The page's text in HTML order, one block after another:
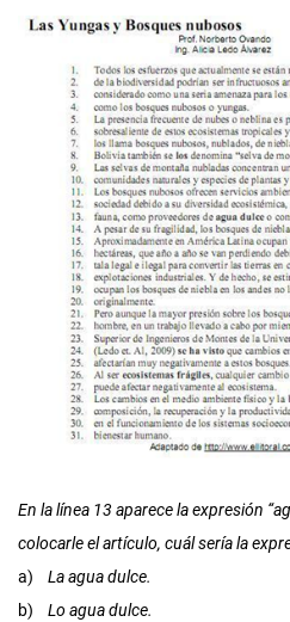
En la línea 13 aparece la expresión
colocarle el artículo, cuál sería la
a)
La agua dulce.
b)
Lo agua dulce.